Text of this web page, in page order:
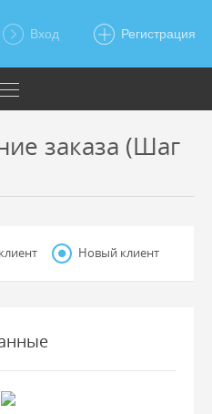
Вход Регистрация
заказа (Шаг
Новый клиент